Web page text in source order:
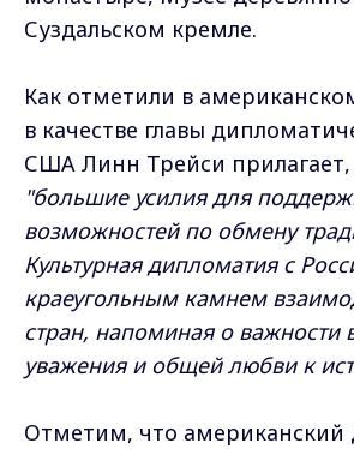
Суздальском кремле.
Как отметили в
в качестве главы
США Линн Трейси
"большие усилия для
возможностей по обмену
Культурная дипломатия с
краеугольным камнем
стран, напоминая о важности
уважения и общей любви к
Отметим, что американский